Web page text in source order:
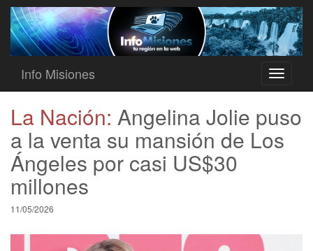
Toggle
Info Misiones
La Nación: Angelina Jolie puso
a la venta su mansión de Los
Ángeles por casi US$30
millones
11/05/2026